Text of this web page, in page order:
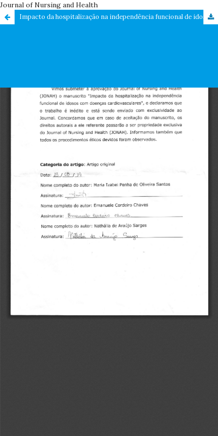
Journal of Nursing and Health
Impacto da hospitalização na independência funcional de idosos com doenças cardiovasculares